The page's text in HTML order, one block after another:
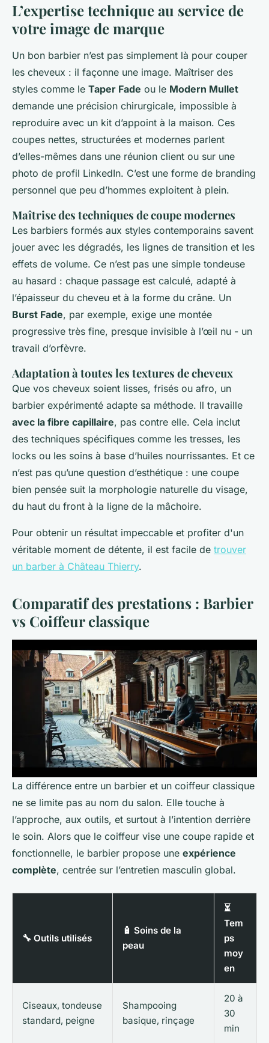
L’expertise technique au service de
votre image de marque
Un bon barbier n’est pas simplement là pour couper
les cheveux : il façonne une image. Maîtriser des
styles comme le Taper Fade ou le Modern Mullet
demande une précision chirurgicale, impossible à
reproduire avec un kit d’appoint à la maison. Ces
coupes nettes, structurées et modernes parlent
d’elles-mêmes dans une réunion client ou sur une
photo de profil LinkedIn. C’est une forme de branding
personnel que peu d’hommes exploitent à plein.
Maîtrise des techniques de coupe modernes
Les barbiers formés aux styles contemporains savent
jouer avec les dégradés, les lignes de transition et les
effets de volume. Ce n’est pas une simple tondeuse
au hasard : chaque passage est calculé, adapté à
l’épaisseur du cheveu et à la forme du crâne. Un
Burst Fade, par exemple, exige une montée
progressive très fine, presque invisible à l’œil nu - un
travail d’orfèvre.
Adaptation à toutes les textures de cheveux
Que vos cheveux soient lisses, frisés ou afro, un
barbier expérimenté adapte sa méthode. Il travaille
avec la fibre capillaire, pas contre elle. Cela inclut
des techniques spécifiques comme les tresses, les
locks ou les soins à base d’huiles nourrissantes. Et ce
n’est pas qu’une question d’esthétique : une coupe
bien pensée suit la morphologie naturelle du visage,
du haut du front à la ligne de la mâchoire.
Pour obtenir un résultat impeccable et profiter d'un
véritable moment de détente, il est facile de trouver
un barber à Château Thierry.
Comparatif des prestations : Barbier
vs Coiffeur classique
La différence entre un barbier et un coiffeur classique
ne se limite pas au nom du salon. Elle touche à
l’approche, aux outils, et surtout à l’intention derrière
le soin. Alors que le coiffeur vise une coupe rapide et
fonctionnelle, le barbier propose une expérience
complète, centrée sur l’entretien masculin global.
🔧 Outils utilisés
🧴 Soins de la
peau
⏳
Tem
ps
moy
en
Ciseaux, tondeuse
standard, peigne
Shampooing
basique, rinçage
20 à
30
min